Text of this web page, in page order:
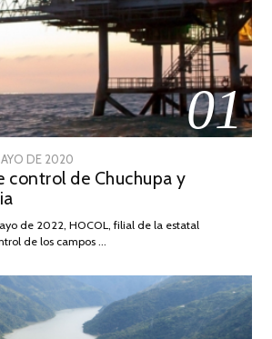
01
DE 2020
DE
2026
control de Chuchupa y
de 2022, HOCOL, filial de la estatal
de los campos …